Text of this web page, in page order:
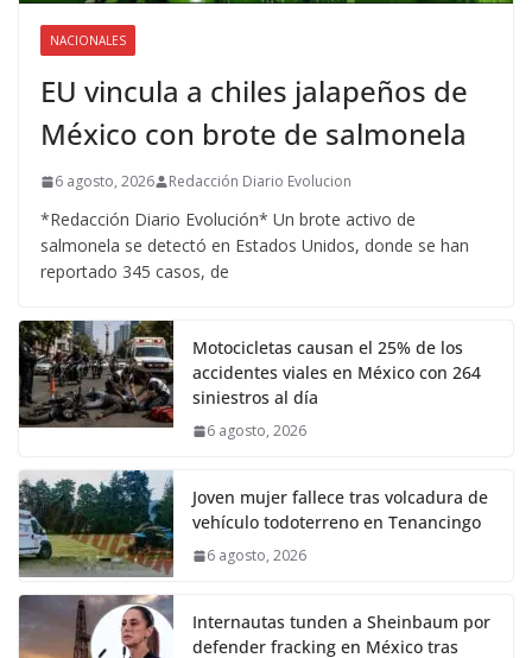
NACIONALES
EU vincula a chiles jalapeños de
México con brote de salmonela
6 agosto, 2026 Redacción Diario Evolucion
*Redacción Diario Evolución* Un brote activo de
salmonela se detectó en Estados Unidos, donde se han
reportado 345 casos, de
Motocicletas causan el 25% de los
accidentes viales en México con 264
siniestros al día
6 agosto, 2026
Joven mujer fallece tras volcadura de
vehículo todoterreno en Tenancingo
6 agosto, 2026
Internautas tunden a Sheinbaum por
defender fracking en México tras